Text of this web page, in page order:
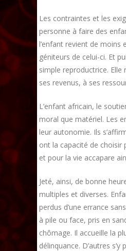
Les contraintes et les
personne à faire des
l’enfant revient de moins
géniteurs de celui-ci. Et
simple reproductrice. Elle
ses revenus, à ses
L’enfant africain, le
moral que matériel. Les
leur autonomie. Ils
ont la capacité de choisir
et pour la vie accapare
Jeté, ainsi, de bonne
multiples et diverses.
perdus d’une errance
à pile ou face, pris en
chômage. Il accueille la
délinquance. D’autres